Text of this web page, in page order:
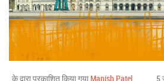
के द्वारा प्रकाशित किया गया Manish Patel 5